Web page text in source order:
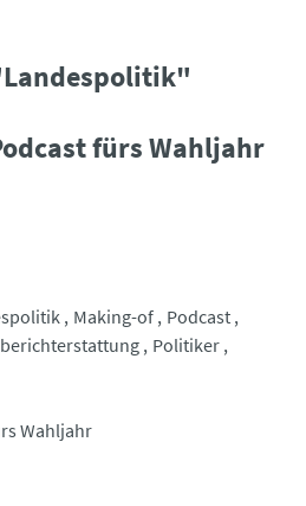
fürs Wahljahr
Making-of Podcast
Politiker
Wahljahr